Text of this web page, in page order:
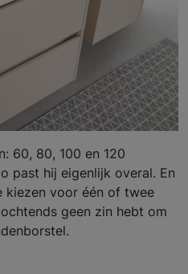
60, 80, 100 en 120
past hij eigenlijk overal. En
kiezen voor één of twee
geen zin hebt om